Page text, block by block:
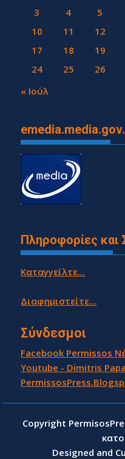
3
4 5
10
11 12
17
18 19
24
25 26
31
« Ιούλ
Πληροφορίες και
Καταγγείλτε...
Διαφημιστείτε...
Σύνδεσμοι
Facebook Permissos
Youtube - Dimitris
Copyright
Designed and